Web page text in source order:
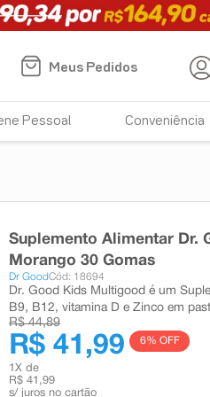
Meus Pedidos
Pessoal Conveniência
Suplemento Alimentar Dr.
Morango 30 Gomas
Dr GoodCód: 18694
Dr. Good Kids Multigood é um
B9, B12, vitamina D e Zinco em
R$ 44,89
R$ 41,99 6% OFF
1 X de
R$ 41,99
s/ juros no cartão